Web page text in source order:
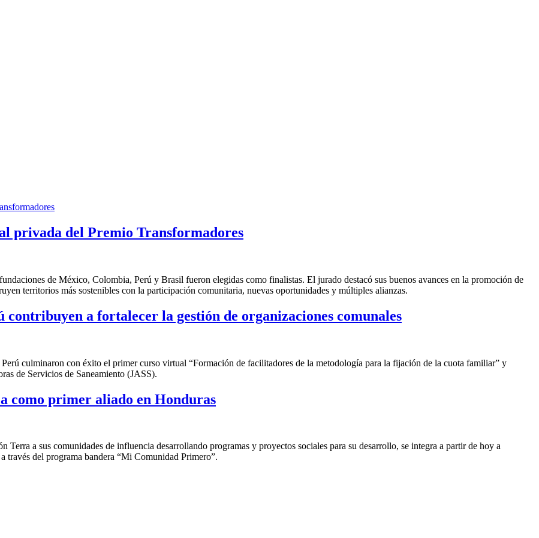
privada del Premio Transformadores
de México, Colombia, Perú y Brasil fueron elegidas como finalistas. El jurado destacó sus buenos avances en la promoción de
territorios más sostenibles con la participación comunitaria, nuevas oportunidades y múltiples alianzas.
contribuyen a fortalecer la gestión de organizaciones comunales
culminaron con éxito el primer curso virtual “Formación de facilitadores de la metodología para la fijación de la cuota familiar” y
de Servicios de Saneamiento (JASS).
como primer aliado en Honduras
Terra a sus comunidades de influencia desarrollando programas y proyectos sociales para su desarrollo, se integra a partir de hoy a
través del programa bandera “Mi Comunidad Primero”.